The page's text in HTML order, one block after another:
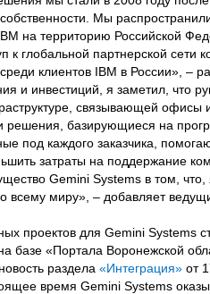
Мы
на территорию Российской
глобальной партнерской сети
клиентов IBM в России», –
и инвестиций, я заметил, что
связывающей
решения, базирующиеся на
под каждого заказчика,
затраты на поддержание
Gemini Systems в том,
всему миру», – добавляет
проектов для Gemini Systems
базе «Портала Воронежской
раздела «Интеграция» от
время Gemini Systems